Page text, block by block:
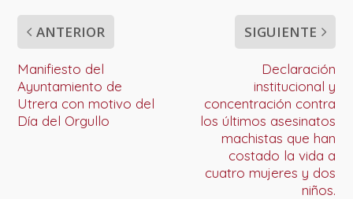
ANTERIOR
Manifiesto del
Ayuntamiento de
Utrera con motivo del
Día del Orgullo
SIGUIENTE
Declaración
institucional y
concentración contra
los últimos asesinatos
machistas que han
costado la vida a
cuatro mujeres y dos
niños.